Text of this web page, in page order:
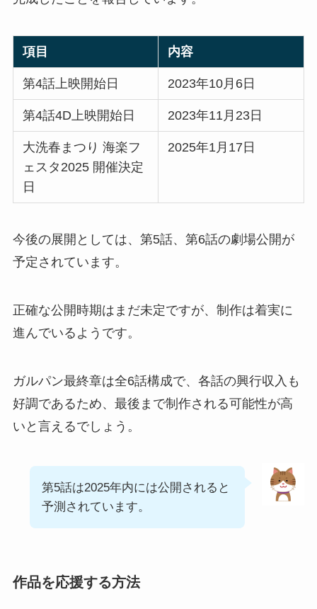
項目 内容
第4話上映開始日 2023年10月6日
第4話4D上映開始日 2023年11月23日
大洗春まつり 海楽フ
ェスタ2025 開催決定
日
2025年1月17日
今後の展開としては、第5話、第6話の劇場公開が
予定されています。
正確な公開時期はまだ未定ですが、制作は着実に
進んでいるようです。
ガルパン最終章は全6話構成で、各話の興行収入も
好調であるため、最後まで制作される可能性が高
いと言えるでしょう。
第5話は2025年内には公開されると
予測されています。
作品を応援する方法